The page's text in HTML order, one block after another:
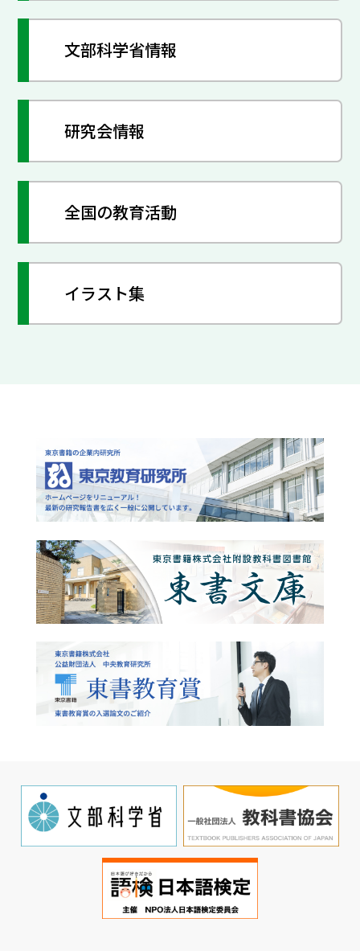
文部科学省情報
研究会情報
全国の教育活動
イラスト集